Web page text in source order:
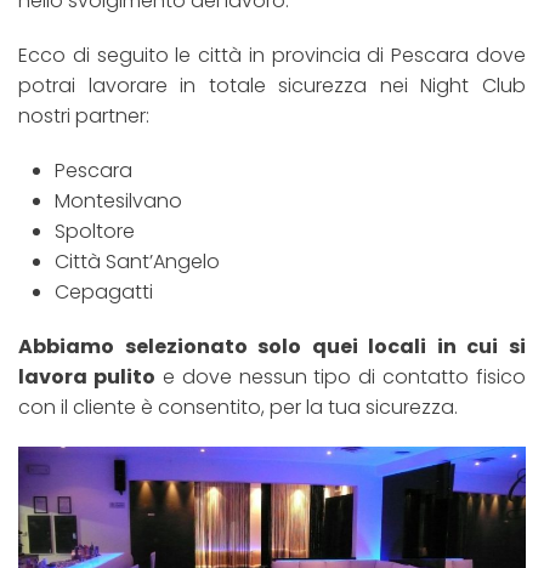
Ecco di seguito le città in provincia di Pescara dove
potrai lavorare in totale sicurezza nei Night Club
nostri partner:
Pescara
Montesilvano
Spoltore
Città Sant’Angelo
Cepagatti
Abbiamo selezionato solo quei locali in cui si
lavora pulito e dove nessun tipo di contatto fisico
con il cliente è consentito, per la tua sicurezza.